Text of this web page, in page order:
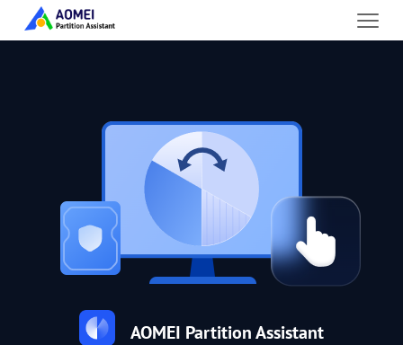
AOMEI Partition Assistant